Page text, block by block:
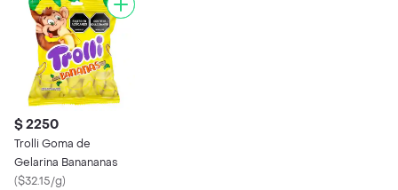
$ 2250
Trolli Goma de
Gelarina Banananas
($32.15/g)